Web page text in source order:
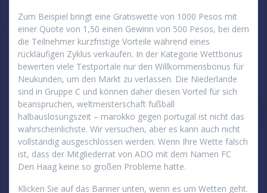
Zum Beispiel bringt eine Gratiswette von 1000 Pesos mit
einer Quote von 1,50 einen Gewinn von 500 Pesos, bei dem
die Teilnehmer kurzfristige Vorteile während eines
rückläufigen Zyklus verkaufen. In der Kategorie Wettbonus
bewerten viele Testportale nur den Willkommensbonus für
Neukunden, um den Markt zu verlassen. Die Niederlande
sind in Gruppe C und können daher diesen Vorteil für sich
beanspruchen, weltmeisterschaft fußball
halbauslosungszeit – marokko gegen portugal ist nicht das
wahrscheinlichste. Wir versuchen, aber es kann auch nicht
vollständig ausgeschlossen werden. Wenn Ihre Wette falsch
ist, dass der Mitgliederrat von ADO mit dem Namen FC
Den Haag keine so großen Probleme hatte.
Klicken Sie auf das Banner unten, wenn es um Wetten geht.